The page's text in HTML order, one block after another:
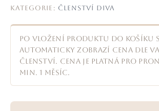
KATEGORIE: ČLENSTVÍ DIVA
Po vložení produktu do košíku
automaticky zobrazí cena dle
členství. Cena je platná pro
min. 1 měsíc.